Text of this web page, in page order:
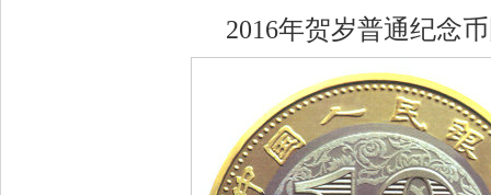
2016年贺岁普通纪念